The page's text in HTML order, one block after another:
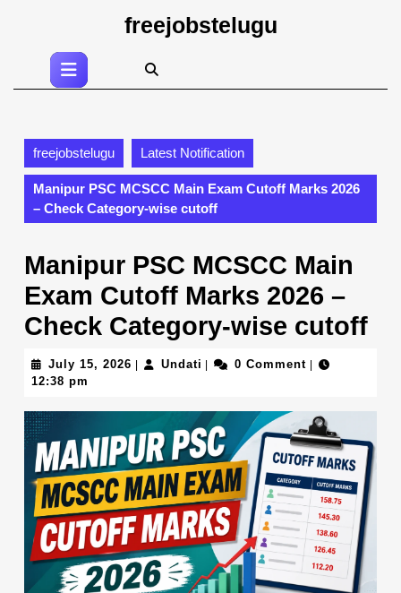
to
freejobstelugu
Open
Button
freejobstelugu Latest Notification
Manipur PSC MCSCC Main Exam Cutoff Marks 2026
– Check Category-wise cutoff
Manipur PSC MCSCC Main
Exam Cutoff Marks 2026 –
Check Category-wise cutoff
July 15, 2026 July Undati Undati0 Comment
12:38 pm